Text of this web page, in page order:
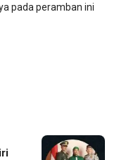
pada peramban ini